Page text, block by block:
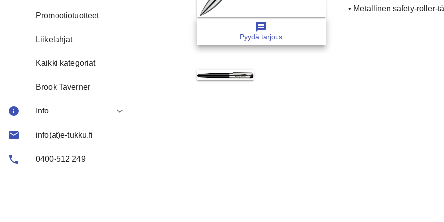
Promootiotuotteet
Liikelahjat
Kaikki kategoriat
Brook Taverner
info Info keyboard_arrow_down
About us
FAQ
email info(at)e-tukku.fi
phone 0400-512 249
message
Pyydä tarjous
• Metallinen safety-roller-